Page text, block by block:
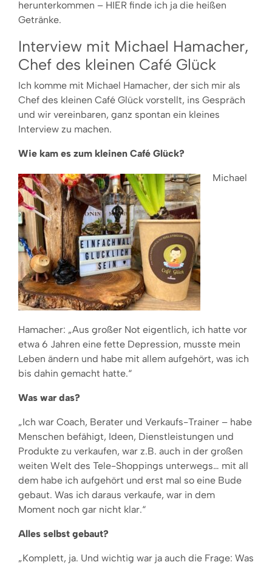
herunterkommen – HIER finde ich ja die heißen
Getränke.
Interview mit Michael Hamacher,
Chef des kleinen Café Glück
Ich komme mit Michael Hamacher, der sich mir als
Chef des kleinen Café Glück vorstellt, ins Gespräch
und wir vereinbaren, ganz spontan ein kleines
Interview zu machen.
Wie kam es zum kleinen Café Glück?
Michael
Hamacher: „Aus großer Not eigentlich, ich hatte vor
etwa 6 Jahren eine fette Depression, musste mein
Leben ändern und habe mit allem aufgehört, was ich
bis dahin gemacht hatte.“
Was war das?
„Ich war Coach, Berater und Verkaufs-Trainer – habe
Menschen befähigt, Ideen, Dienstleistungen und
Produkte zu verkaufen, war z.B. auch in der großen
weiten Welt des Tele-Shoppings unterwegs… mit all
dem habe ich aufgehört und erst mal so eine Bude
gebaut. Was ich daraus verkaufe, war in dem
Moment noch gar nicht klar.“
Alles selbst gebaut?
„Komplett, ja. Und wichtig war ja auch die Frage: Was